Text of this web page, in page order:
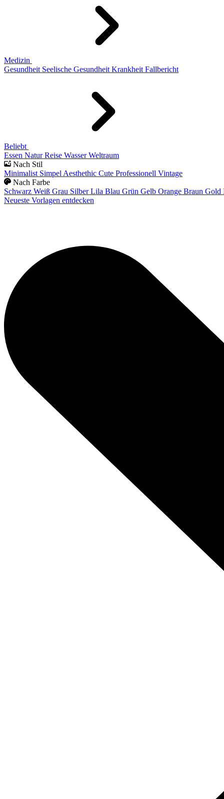
Medizin
Gesundheit Seelische Gesundheit Krankheit Fallbericht
Beliebt
Essen Natur Reise Wasser Weltraum
Nach Stil
Minimalist Simpel Aesthethic Cute Professionell Vintage
Nach Farbe
Schwarz Weiß Grau Silber Lila Blau Grün Gelb Orange Braun Gold
Neueste Vorlagen entdecken